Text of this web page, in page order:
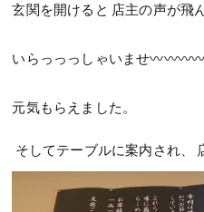
玄関を開けると 店主の声が飛
いらっっっしゃいませ〰️〰️〰️〰️
元気もらえました。
そしてテーブルに案内され、